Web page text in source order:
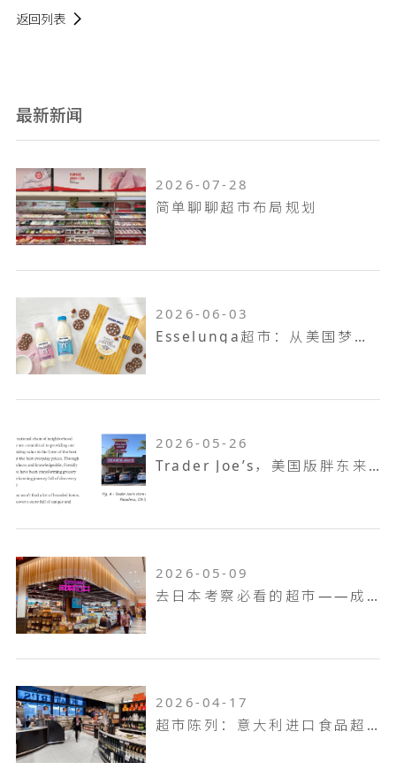
返回列表
最新新闻
2026-07-28
简单聊聊超市布局规划
2026-06-03
Esselunga超市：从美国梦到意大利第三大零售巨头
2026-05-26
Trader Joe’s，美国版胖东来，如何成为了坪效之王
2026-05-09
去日本考察必看的超市——成城石井
2026-04-17
超市陈列：意大利进口食品超市Pusateri's